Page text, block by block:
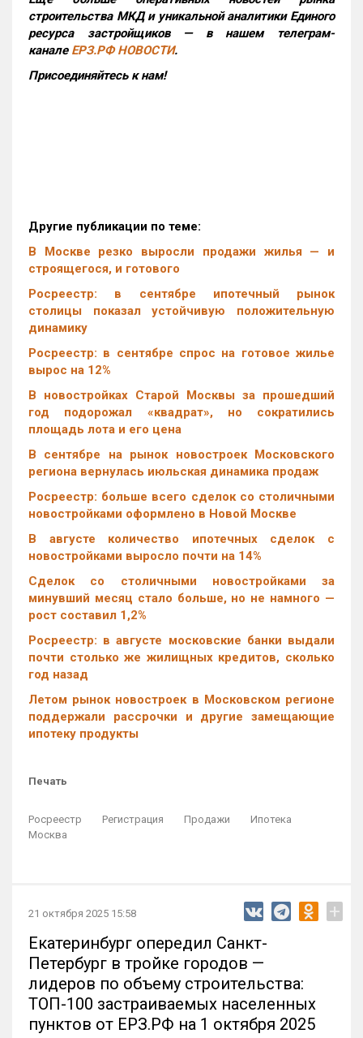
строительства МКД и уникальной аналитики Единого
ресурса застройщиков — в нашем телеграм-
канале ЕРЗ.РФ НОВОСТИ.
Присоединяйтесь к нам!
Другие публикации по теме:
В Москве резко выросли продажи жилья — и
строящегося, и готового
Росреестр: в сентябре ипотечный рынок
столицы показал устойчивую положительную
динамику
Росреестр: в сентябре спрос на готовое жилье
вырос на 12%
В новостройках Старой Москвы за прошедший
год подорожал «квадрат», но сократились
площадь лота и его цена
В сентябре на рынок новостроек Московского
региона вернулась июльская динамика продаж
Росреестр: больше всего сделок со столичными
новостройками оформлено в Новой Москве
В августе количество ипотечных сделок с
новостройками выросло почти на 14%
Cделок со столичными новостройками за
минувший месяц стало больше, но не намного —
рост составил 1,2%
Росреестр: в августе московские банки выдали
почти столько же жилищных кредитов, сколько
год назад
Летом рынок новостроек в Московском регионе
поддержали рассрочки и другие замещающие
ипотеку продукты
Печать
Росреестр Регистрация Продажи
Ипотека
Москва
21 октября 2025 15:58 +
Екатеринбург опередил Санкт-
Петербург в тройке городов —
лидеров по объему строительства:
ТОП-100 застраиваемых населенных
пунктов от ЕРЗ.РФ на 1 октября 2025